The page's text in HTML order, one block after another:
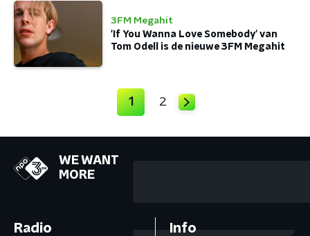
3FM Megahit
'If You Wanna Love Somebody' van
Tom Odell is de nieuwe 3FM Megahit
1 2
WE WANT
MORE
Radio Info